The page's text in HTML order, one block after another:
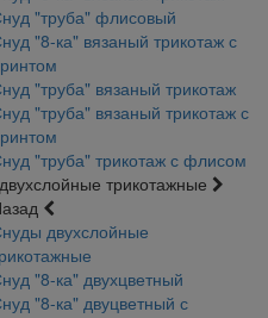
"труба" флисовый
"8-ка" вязаный трикотаж с
"труба" вязаный трикотаж
"труба" вязаный трикотаж с
"труба" трикотаж с флисом
трикотажные
двухслойные
"8-ка" двухцветный
"8-ка" двуцветный с